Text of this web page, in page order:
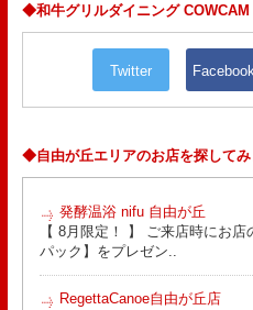
◆和牛グリルダイニング
Twitter
◆自由が丘エリアのお店を探してみ
発酵温浴 nifu 自由が丘
【 8月限定！ 】 ご来店時にお
パック】をプレゼン..
RegettaCanoe自由が丘店